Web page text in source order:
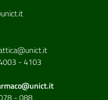
- 4103
- 088